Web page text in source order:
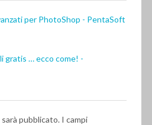
per PhotoShop - PentaSoft
gratis … ecco come! -
pubblicato. I campi